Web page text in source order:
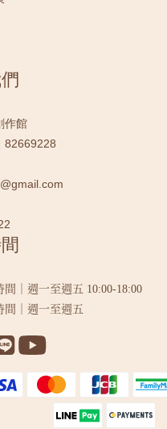
作館
82669228
間｜週一至週五 10:00-18:00
間｜週一至週五